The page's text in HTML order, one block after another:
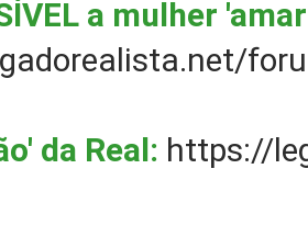
a mulher
da Real: https://